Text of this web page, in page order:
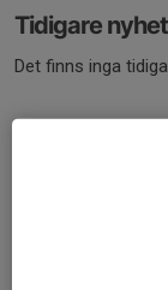
Tidigare
Det finns inga